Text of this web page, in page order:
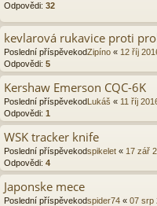
Odpovědi: 32
kevlarová rukavice proti
Poslední příspěvekodZipíno « 12 říj
Odpovědi: 5
Kershaw Emerson CQC-6K
Poslední příspěvekodLukáš « 11 říj
Odpovědi: 1
WSK tracker knife
Poslední příspěvekodspikelet « 17 zář
Odpovědi: 4
Japonske mece
Poslední příspěvekodspider74 « 07 srp